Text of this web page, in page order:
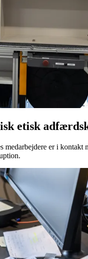
etisk
er i